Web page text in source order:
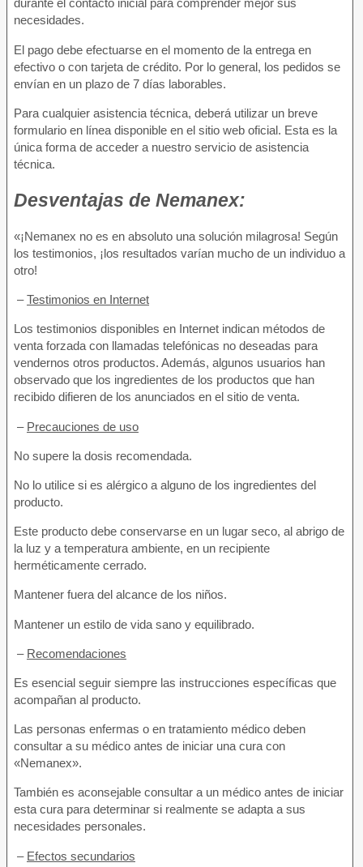
durante el contacto inicial para comprender mejor sus
necesidades.
El pago debe efectuarse en el momento de la entrega en
efectivo o con tarjeta de crédito. Por lo general, los pedidos se
envían en un plazo de 7 días laborables.
Para cualquier asistencia técnica, deberá utilizar un breve
formulario en línea disponible en el sitio web oficial. Esta es la
única forma de acceder a nuestro servicio de asistencia
técnica.
Desventajas de Nemanex:
«¡Nemanex no es en absoluto una solución milagrosa! Según
los testimonios, ¡los resultados varían mucho de un individuo a
otro!
–Testimonios en Internet
Los testimonios disponibles en Internet indican métodos de
venta forzada con llamadas telefónicas no deseadas para
vendernos otros productos. Además, algunos usuarios han
observado que los ingredientes de los productos que han
recibido difieren de los anunciados en el sitio de venta.
– Precauciones de uso
No supere la dosis recomendada.
No lo utilice si es alérgico a alguno de los ingredientes del
producto.
Este producto debe conservarse en un lugar seco, al abrigo de
la luz y a temperatura ambiente, en un recipiente
herméticamente cerrado.
Mantener fuera del alcance de los niños.
Mantener un estilo de vida sano y equilibrado.
– Recomendaciones
Es esencial seguir siempre las instrucciones específicas que
acompañan al producto.
Las personas enfermas o en tratamiento médico deben
consultar a su médico antes de iniciar una cura con
«Nemanex».
También es aconsejable consultar a un médico antes de iniciar
esta cura para determinar si realmente se adapta a sus
necesidades personales.
– Efectos secundarios